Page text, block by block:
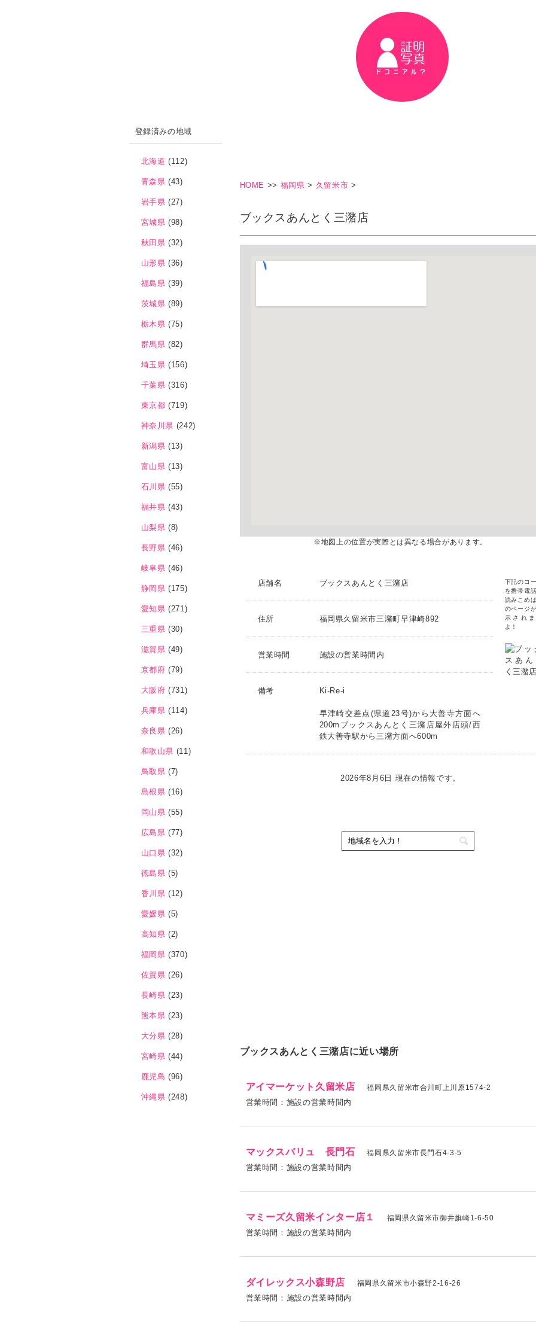
HOME >> 福岡県 > 久留米市 >
ブックスあんとく三潴店
※地図上の位置が実際とは異なる場合があります。
店舗名 ブックスあんとく三潴店
下記のコ
を携帯電
読みこめ
のページ
示され
よ！
住所 福岡県久留米市三潴町早津崎892
営業時間 施設の営業時間内
備考 Ki-Re-i
早津崎交差点(県道23号)から大善寺方面へ
200mブックスあんとく三潴店屋外店頭/西
鉄大善寺駅から三潴方面へ600m
2026年8月6日 現在の情報です。
ブックスあんとく三潴店に近い場所
アイマーケット久留米店 福岡県久留米市合川町上川原1574-2
営業時間：施設の営業時間内
マックスバリュ 長門石 福岡県久留米市長門石4-3-5
営業時間：施設の営業時間内
マミーズ久留米インター店１ 福岡県久留米市御井旗崎1-6-50
営業時間：施設の営業時間内
ダイレックス小森野店 福岡県久留米市小森野2-16-26
営業時間：施設の営業時間内
登録済みの地域
北海道 (112)
青森県 (43)
岩手県 (27)
宮城県 (98)
秋田県 (32)
山形県 (36)
福島県 (39)
茨城県 (89)
栃木県 (75)
群馬県 (82)
埼玉県 (156)
千葉県 (316)
東京都 (719)
神奈川県 (242)
新潟県 (13)
富山県 (13)
石川県 (55)
福井県 (43)
山梨県 (8)
長野県 (46)
岐阜県 (46)
静岡県 (175)
愛知県 (271)
三重県 (30)
滋賀県 (49)
京都府 (79)
大阪府 (731)
兵庫県 (114)
奈良県 (26)
和歌山県 (11)
鳥取県 (7)
島根県 (16)
岡山県 (55)
広島県 (77)
山口県 (32)
徳島県 (5)
香川県 (12)
愛媛県 (5)
高知県 (2)
福岡県 (370)
佐賀県 (26)
長崎県 (23)
熊本県 (23)
大分県 (28)
宮崎県 (44)
鹿児島 (96)
沖縄県 (248)